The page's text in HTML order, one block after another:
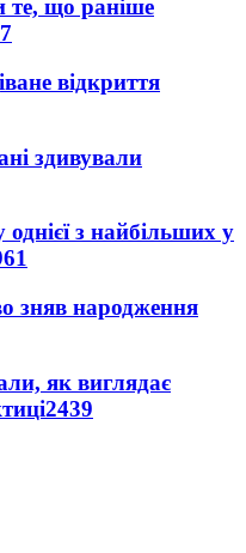
те, що раніше
відкриття
здивували
з найбільших у
зняв народження
як виглядає
2439